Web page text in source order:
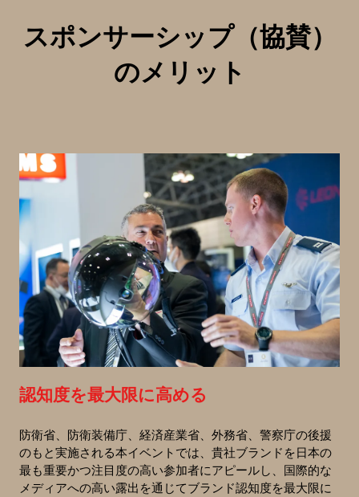
スポンサーシップ（協賛）
のメリット
認知度を最大限に高める
防衛省、防衛装備庁、経済産業省、外務省、警察庁の後援
のもと実施される本イベントでは、貴社ブランドを日本の
最も重要かつ注目度の高い参加者にアピールし、国際的な
メディアへの高い露出を通じてブランド認知度を最大限に